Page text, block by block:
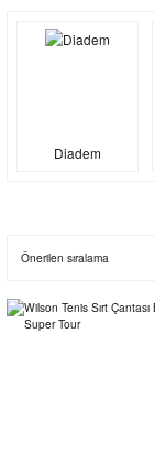
Diadem